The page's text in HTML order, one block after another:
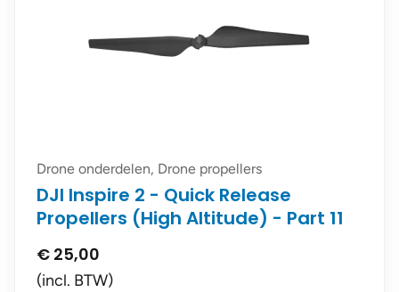
Drone onderdelen, Drone propellers
DJI Inspire 2 - Quick Release
Propellers (High Altitude) - Part 11
€ 25,00
(incl. BTW)